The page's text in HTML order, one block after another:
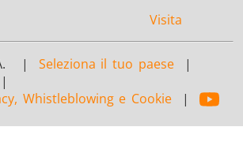
Visita
| Seleziona il tuo paese|
|
Whistleblowing e Cookie|